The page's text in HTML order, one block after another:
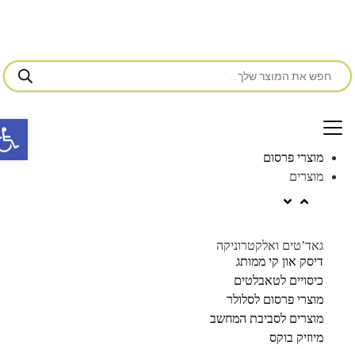
מוצרי פרסום
מוצרים
גאד’טים ואלקטרוניקה
דיסק און קי ממותג
כיסויים לטאבלטים
מוצרי פרסום לסלולר
מוצרים לסביבת המחשב
מיוזיק בוקס
פתח